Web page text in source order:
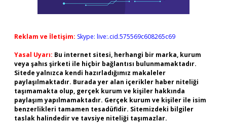
Reklam ve İletişim: Skype: live:.cid.575569c608265c69
Yasal Uyarı: Bu internet sitesi, herhangi bir marka, kurum
veya şahıs şirketi ile hiçbir bağlantısı bulunmamaktadır.
Sitede yalnızca kendi hazırladığımız makaleler
paylaşılmaktadır. Burada yer alan içerikler haber niteliği
taşımamakta olup, gerçek kurum ve kişiler hakkında
paylaşım yapılmamaktadır. Gerçek kurum ve kişiler ile isim
benzerlikleri tamamen tesadüfidir. Sitemizdeki bilgiler
taslak halindedir ve tavsiye niteliği taşımazlar.